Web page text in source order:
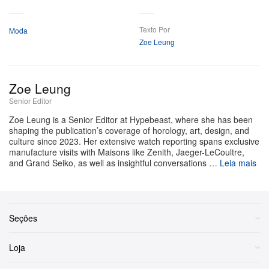
“Shadow”, um modelo minimalista apresentado em
várias cores e confeccionado em materiais flexíveis –
que o conteúdo deixe uma marca temporária. O grand
finale foi um tributo dramático ao legado da marca, em
que cada look da coleção foi inteiramente refeito em
branco – o código Courrèges por excelência, concebido
como uma “tela em branco” para a luz.
Moda
Texto Por
Zoe Leung
Zoe Leung
Senior Editor
Zoe Leung is a Senior Editor at Hypebeast, where she has been
shaping the publication’s coverage of horology, art, design, and
culture since 2023. Her extensive watch reporting spans exclusive
manufacture visits with Maisons like Zenith, Jaeger-LeCoultre,
and Grand Seiko, as well as insightful conversations … Leia mais
Seções
Loja